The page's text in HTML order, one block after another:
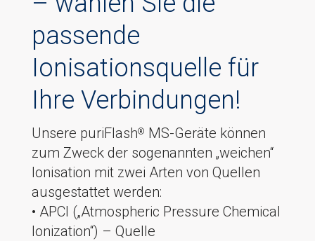
passende
Ionisationsquelle für
Ihre Verbindungen!
Unsere puriFlash® MS-Geräte können
zum Zweck der sogenannten „weichen“
Ionisation mit zwei Arten von Quellen
ausgestattet werden:
• APCI („Atmospheric Pressure Chemical
Ionization“) – Quelle